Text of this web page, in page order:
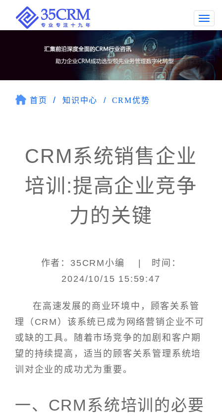
首页 知识中心 CRM优势
CRM系统销售企业
培训:提高企业竞争
力的关键
作者：35CRM小编 | 时间：
2024/10/15 15:59:47
在高速发展的商业环境中，顾客关系管
理（CRM）该系统已成为网络营销企业不可
或缺的工具。随着市场竞争的加剧和客户期
望的持续提高，适当的顾客关系管理系统培
训对企业的成功尤为重要。
一、CRM系统培训的必要